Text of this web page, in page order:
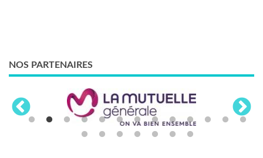
NOS PARTENAIRES